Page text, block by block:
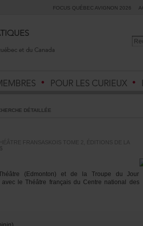
FOCUSQUÉBECAVIGNON2026